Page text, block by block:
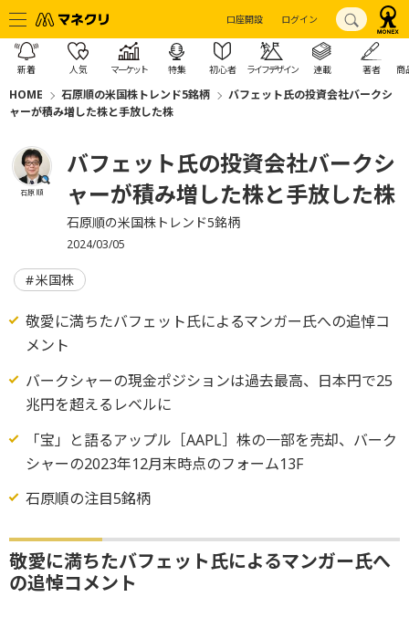
口座開設 ログイン
新着 人気 マーケット 特集 初心者 ライフデザイン 連載 著者 商
HOME 石原順の米国株トレンド5銘柄
バフェット氏の投資会社バークシ
ャーが積み増した株と手放した株
石原 順
バフェット氏の投資会社バークシ
ャーが積み増した株と手放した株
石原順の米国株トレンド5銘柄
2024/03/05
米国株
敬愛に満ちたバフェット氏によるマンガー氏への追悼コ
メント
バークシャーの現金ポジションは過去最高、日本円で25
兆円を超えるレベルに
「宝」と語るアップル［AAPL］株の一部を売却、バーク
シャーの2023年12月末時点のフォーム13F
石原順の注目5銘柄
敬愛に満ちたバフェット氏によるマンガー氏へ
の追悼コメント